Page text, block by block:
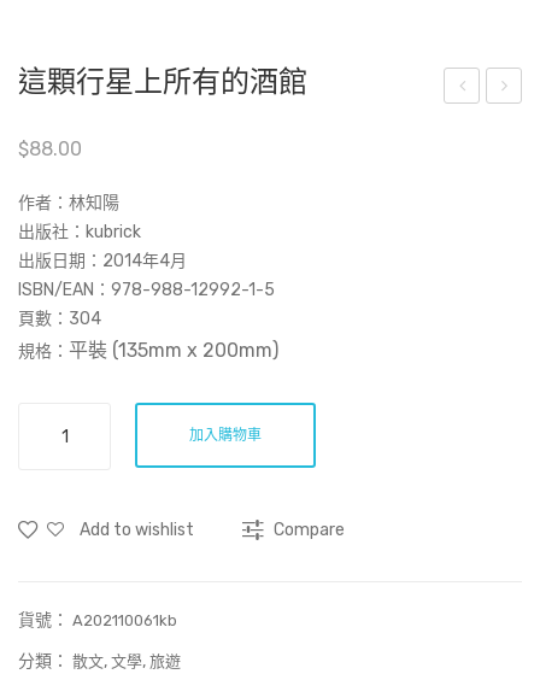
這顆行星上所有的酒館
$88.00
作者：林知陽
出版社：kubrick
出版日期：2014年4月
ISBN/EAN：978-988-12992-1-5
頁數： 304
規格： 平裝 (135mm x 200mm)
上
的
酒
加入購物車
Add to wishlist Compare
貨號： A202110061kb
分類： 散文, 文學, 旅遊